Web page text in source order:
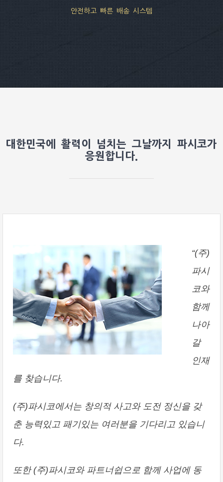
안전하고 빠른 배송 시스템
대한민국에 활력이 넘치는 그날까지 파시코가
응원합니다.
“(주)
파시
코와
함께
나아
갈
인재
를 찾습니다.
(주)파시코에서는 창의적 사고와 도전 정신을 갖
춘 능력있고 패기있는 여러분을 기다리고 있습니
다.
또한 (주)파시코와 파트너쉽으로 함께 사업에 동